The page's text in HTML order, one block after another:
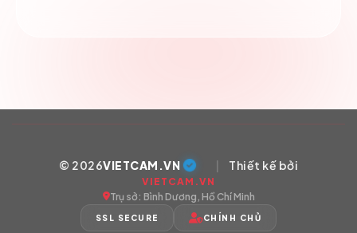
© 2026VIETCAM.VN | Thiết kế bởi
VIETCAM.VN
Trụ sở: Bình Dương, Hồ Chí Minh
SSL SECURE CHÍNH CHỦ